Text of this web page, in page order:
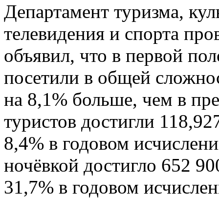
Департамент туризма,
телевидения и спорта
объявил, что в первой
посетили в общей
на 8,1% больше, чем в
туристов достигли
8,4% в годовом
ночёвкой достигло 652
31,7% в годовом